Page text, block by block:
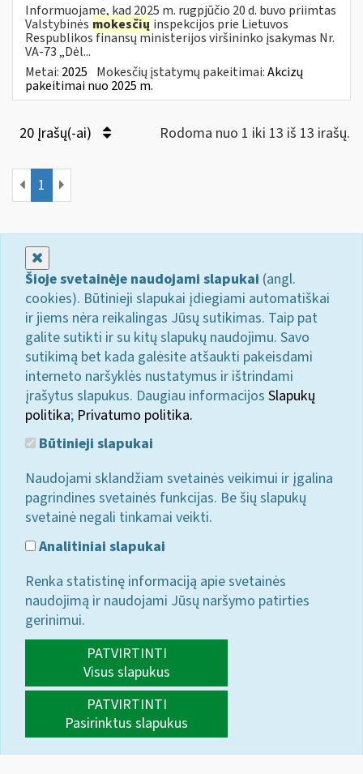
Informuojame, kad 2025 m. rugpjūčio 20 d. buvo priimtas
Valstybinės mokesčių inspekcijos prie Lietuvos
Respublikos finansų ministerijos viršininko įsakymas Nr.
VA-73 „Dėl...
Metai: 2025 Mokesčių įstatymų pakeitimai:Akcizų
pakeitimai nuo 2025 m.
20 Įrašų(-ai) Rodoma nuo 1 iki 13 iš 13 irašų.
1
Šioje svetainėje naudojami slapukai (angl.
cookies). Būtinieji slapukai įdiegiami automatiškai
ir jiems nėra reikalingas Jūsų sutikimas. Taip pat
galite sutikti ir su kitų slapukų naudojimu. Savo
sutikimą bet kada galėsite atšaukti pakeisdami
interneto naršyklės nustatymus ir ištrindami
įrašytus slapukus. Daugiau informacijos Slapukų
politika; Privatumo politika.
Būtinieji slapukai
Naudojami sklandžiam svetainės veikimui ir įgalina
pagrindines svetainės funkcijas. Be šių slapukų
svetainė negali tinkamai veikti.
Analitiniai slapukai
Renka statistinę informaciją apie svetainės
naudojimą ir naudojami Jūsų naršymo patirties
gerinimui.
PATVIRTINTI
Visus slapukus
PATVIRTINTI
Pasirinktus slapukus